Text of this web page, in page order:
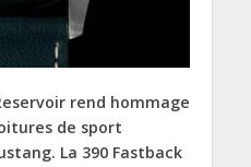
rend hommage
de sport
La 390 Fastback